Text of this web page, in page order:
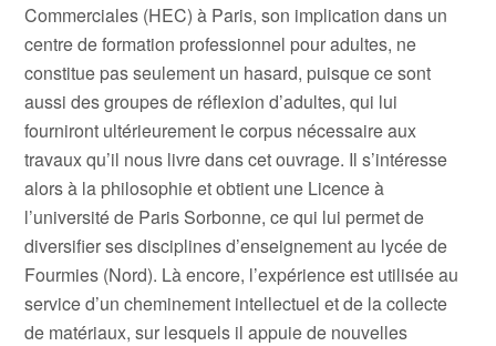
Commerciales (HEC) à Paris, son implication dans un
centre de formation professionnel pour adultes, ne
constitue pas seulement un hasard, puisque ce sont
aussi des groupes de réflexion d’adultes, qui lui
fourniront ultérieurement le corpus nécessaire aux
travaux qu’il nous livre dans cet ouvrage. Il s’intéresse
alors à la philosophie et obtient une Licence à
l’université de Paris Sorbonne, ce qui lui permet de
diversifier ses disciplines d’enseignement au lycée de
Fourmies (Nord). Là encore, l’expérience est utilisée au
service d’un cheminement intellectuel et de la collecte
de matériaux, sur lesquels il appuie de nouvelles